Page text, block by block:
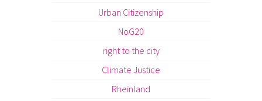
Urban Citizenship
NoG20
right to the city
Climate Justice
Rheinland